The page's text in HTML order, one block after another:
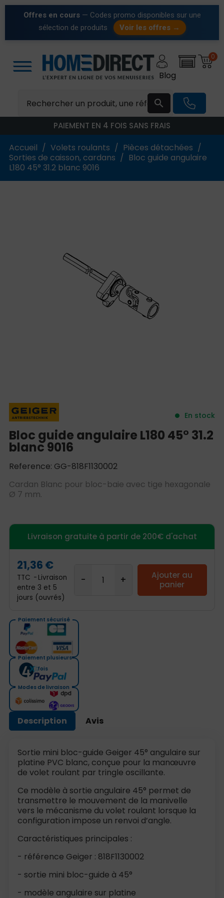
Offres en cours — Codes promo disponibles sur une
sélection de produits
Voir les offres →

0
Blog
PAIEMENT EN 4 FOIS SANS FRAIS
Accueil Volets roulants
Pièces détachées
Sorties de caisson, cardans
Bloc guide angulaire
L180 45° 31.2 blanc 9016
Bloc guide angulaire L180 45° 31.2
blanc 9016
Reference: GG-818F1130002
Cardan Blanc pour bloc-baie avec tige hexagonale
Ø 7 mm.
Livraison gratuite à partir de 200€ d'achat
21,36 €
TTC
Livraison
entre 3 et 5
jours (ouvrés)
Ajouter au
panier
En stock
Paiement sécurisé
Paiement plusieurs
fois
Modes de livraison
Description Avis
Sortie mini bloc-guide Geiger 45° angulaire sur
platine PVC blanc, conçue pour la manœuvre
de volet roulant par tringle oscillante.
Ce modèle à sortie angulaire 45° permet de
transmettre le mouvement de la manivelle
vers le mécanisme du volet roulant lorsque la
configuration impose un renvoi d’angle.
Caractéristiques principales :
- référence Geiger : 818F1130002
- sortie mini bloc-guide à 45°
- modèle angulaire sur platine